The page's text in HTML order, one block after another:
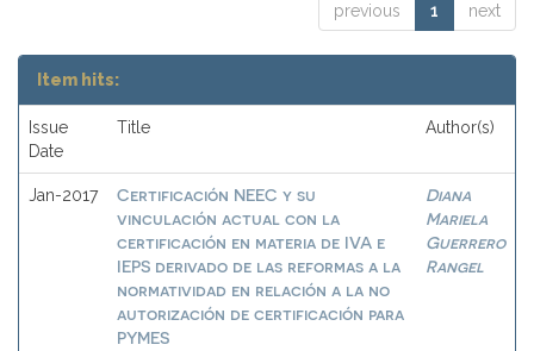
previous 1 next
Item hits:
Issue
Date
Title Author(s)
Jan-2017
Certificación NEEC y su
vinculación actual con la
certificación en materia de IVA e
IEPS derivado de las reformas a la
normatividad en relación a la no
autorización de certificación para
PYMES
Diana
Mariela
Guerrero
Rangel